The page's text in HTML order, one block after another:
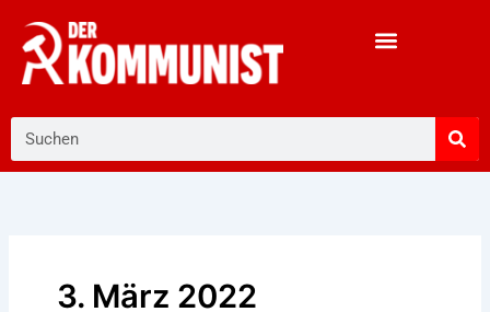
Inhalt
springen
3. März 2022